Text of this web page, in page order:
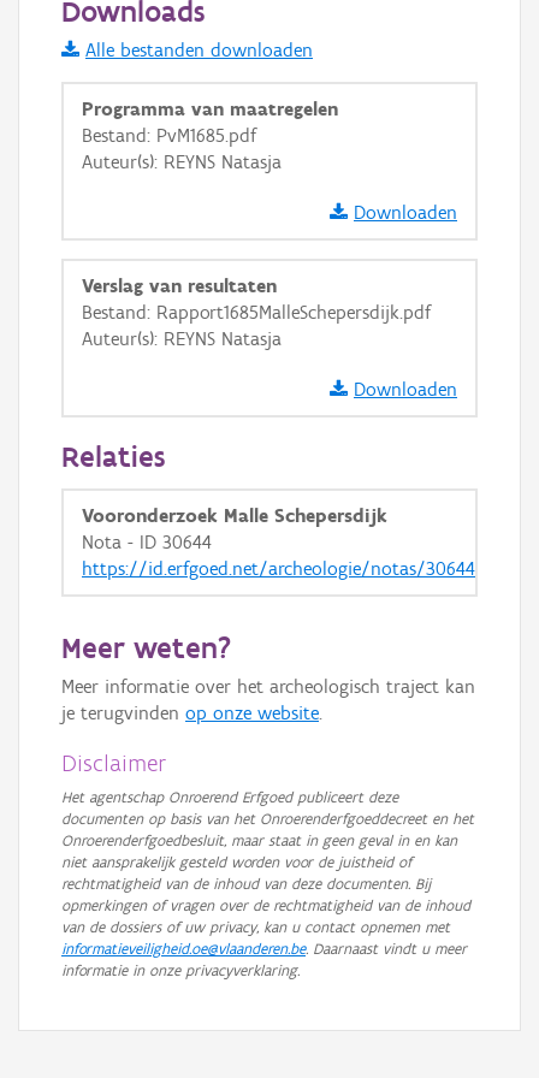
Informatie Vlaanderen
i
+ −
Basis Lagen
GRB-Basiskaart in grijswaarden
Downloads
Alle bestanden downloaden
Programma van maatregelen
Bestand: PvM1685.pdf
Auteur(s): REYNS Natasja
Downloaden
Verslag van resultaten
Bestand: Rapport1685MalleSchepersdijk.pdf
Auteur(s): REYNS Natasja
Downloaden
Relaties
Vooronderzoek Malle Schepersdijk
Nota - ID 30644
https://id.erfgoed.net/archeologie/notas/30644
Meer weten?
Meer informatie over het archeologisch traject kan
je terugvinden op onze website.
Disclaimer
Het agentschap Onroerend Erfgoed publiceert deze
documenten op basis van het Onroerenderfgoeddecreet en het
Onroerenderfgoedbesluit, maar staat in geen geval in en kan
niet aansprakelijk gesteld worden voor de juistheid of
rechtmatigheid van de inhoud van deze documenten. Bij
opmerkingen of vragen over de rechtmatigheid van de inhoud
van de dossiers of uw privacy, kan u contact opnemen met
informatieveiligheid.oe@vlaanderen.be. Daarnaast vindt u meer
informatie in onze privacyverklaring.